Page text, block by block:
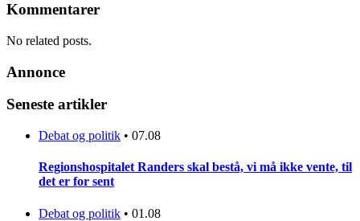
Kommentarer
No related posts.
Annonce
Seneste artikler
Debat og politik • 07.08
Regionshospitalet Randers skal bestå, vi må ikke vente, til
det er for sent
Debat og politik • 01.08